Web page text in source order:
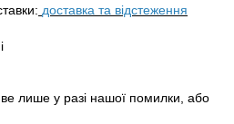
доставка та відстеження
лише у разі нашої помилки, або